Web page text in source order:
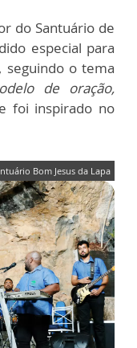
do Santuário de
especial para
seguindo o tema
de oração,
foi inspirado no
Bom Jesus da Lapa